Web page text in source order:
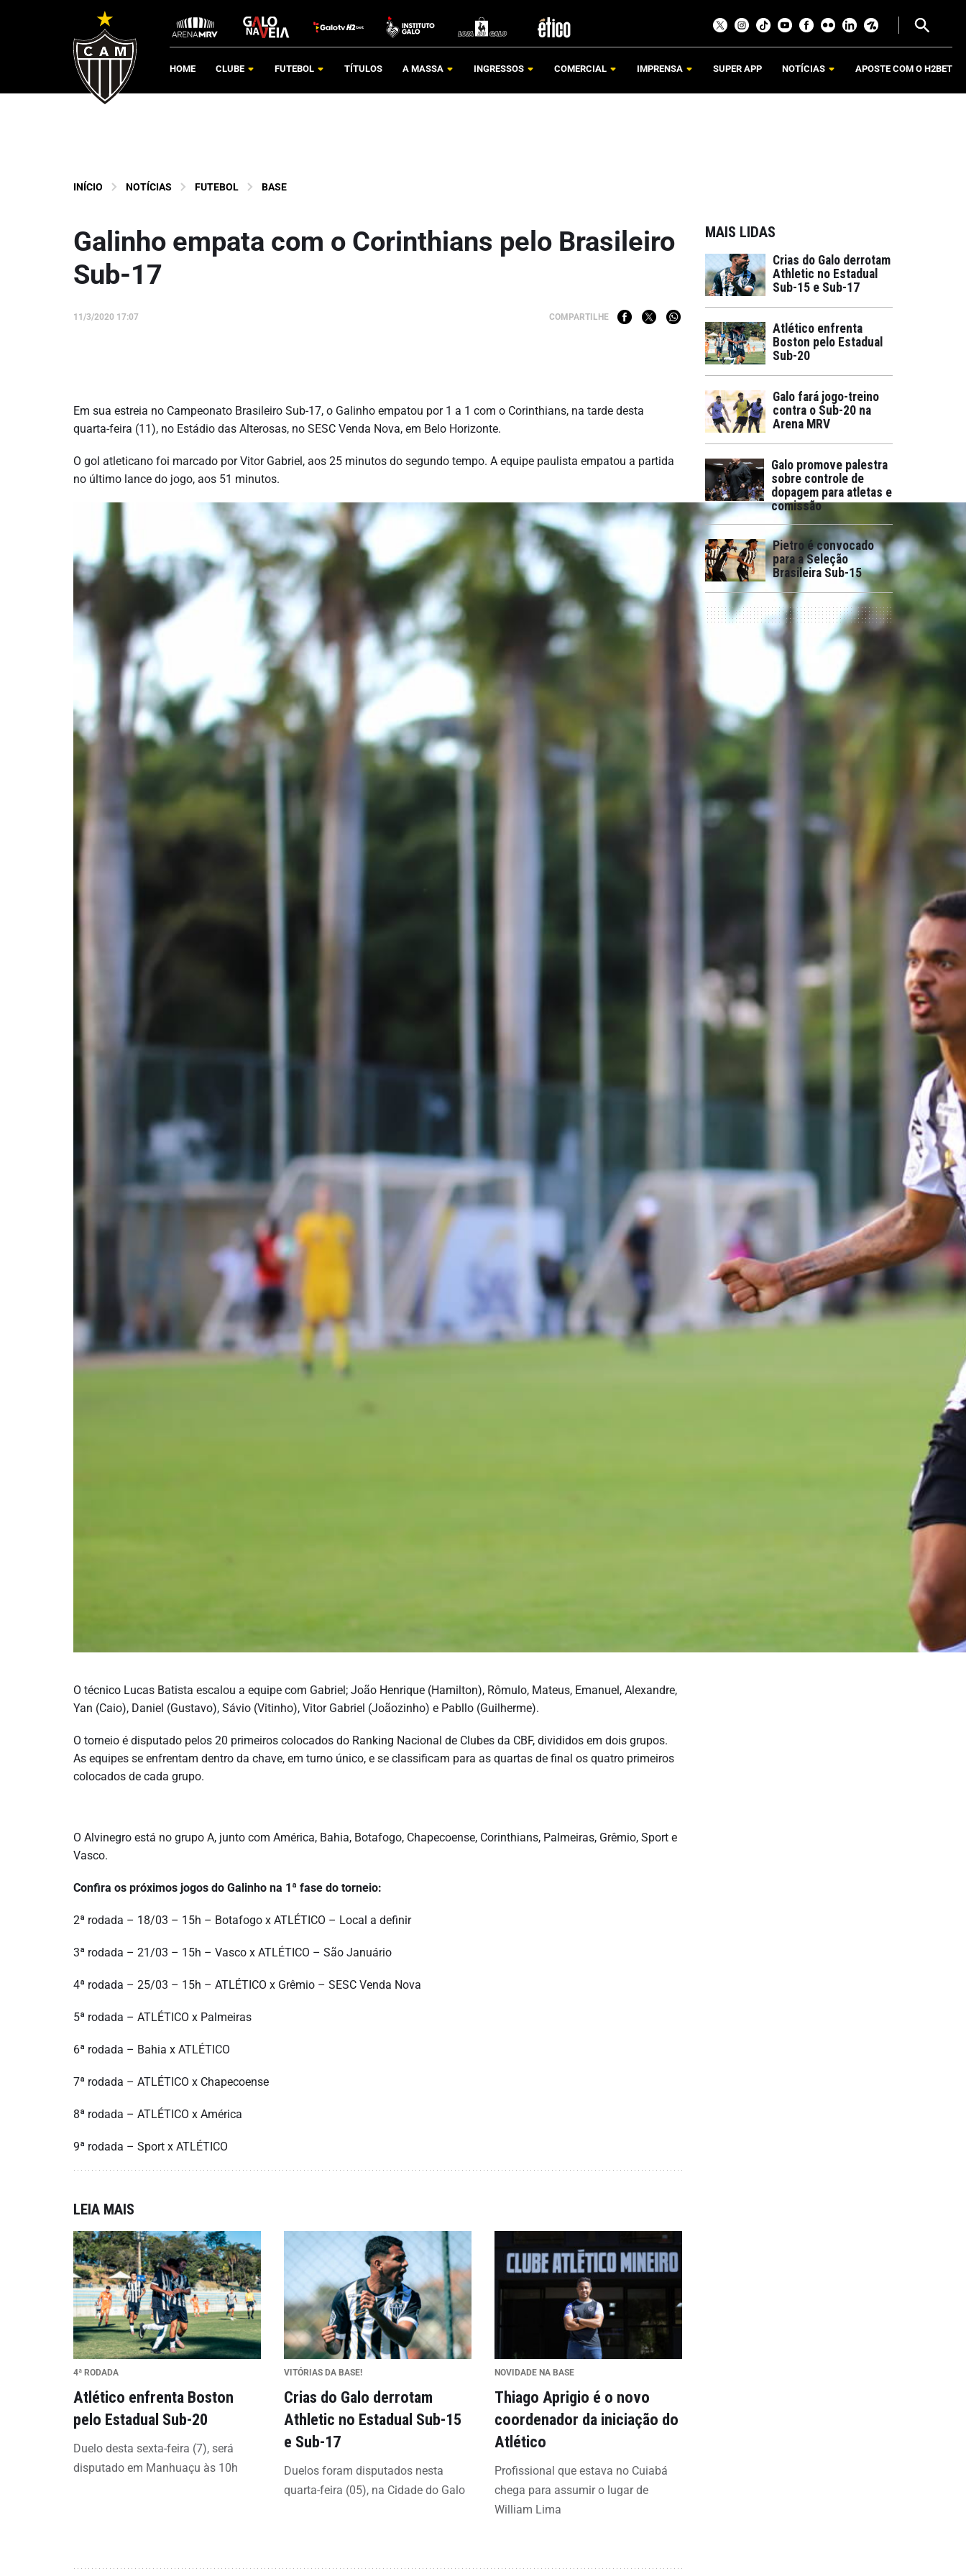
HOME CLUBE FUTEBOL TÍTULOS A MASSA INGRESSOS COMERCIAL IMPRENSA SUPER APP NOTÍCIAS APOSTE COM O H2BET
INÍCIO NOTÍCIAS FUTEBOL BASE
Galinho empata com o Corinthians pelo Brasileiro
Sub-17
11/3/2020 17:07 COMPARTILHE
Em sua estreia no Campeonato Brasileiro Sub-17, o Galinho empatou por 1 a 1 com o Corinthians, na tarde desta
quarta-feira (11), no Estádio das Alterosas, no SESC Venda Nova, em Belo Horizonte.
O gol atleticano foi marcado por Vitor Gabriel, aos 25 minutos do segundo tempo. A equipe paulista empatou a partida
no último lance do jogo, aos 51 minutos.
O técnico Lucas Batista escalou a equipe com Gabriel; João Henrique (Hamilton), Rômulo, Mateus, Emanuel, Alexandre,
Yan (Caio), Daniel (Gustavo), Sávio (Vitinho), Vitor Gabriel (Joãozinho) e Pabllo (Guilherme).
O torneio é disputado pelos 20 primeiros colocados do Ranking Nacional de Clubes da CBF, divididos em dois grupos.
As equipes se enfrentam dentro da chave, em turno único, e se classificam para as quartas de final os quatro primeiros
colocados de cada grupo.
O Alvinegro está no grupo A, junto com América, Bahia, Botafogo, Chapecoense, Corinthians, Palmeiras, Grêmio, Sport e
Vasco.
Confira os próximos jogos do Galinho na 1ª fase do torneio:
2ª rodada – 18/03 – 15h – Botafogo x ATLÉTICO – Local a definir
3ª rodada – 21/03 – 15h – Vasco x ATLÉTICO – São Januário
4ª rodada – 25/03 – 15h – ATLÉTICO x Grêmio – SESC Venda Nova
5ª rodada – ATLÉTICO x Palmeiras
6ª rodada – Bahia x ATLÉTICO
7ª rodada – ATLÉTICO x Chapecoense
8ª rodada – ATLÉTICO x América
9ª rodada – Sport x ATLÉTICO
LEIA MAIS
4ª RODADA
Atlético enfrenta Boston
pelo Estadual Sub-20
Duelo desta sexta-feira (7), será
disputado em Manhuaçu às 10h
VITÓRIAS DA BASE!
Crias do Galo derrotam
Athletic no Estadual Sub-15
e Sub-17
Duelos foram disputados nesta
quarta-feira (05), na Cidade do Galo
NOVIDADE NA BASE
Thiago Aprigio é o novo
coordenador da iniciação do
Atlético
Profissional que estava no Cuiabá
chega para assumir o lugar de
William Lima
MAIS LIDAS
Crias do Galo derrotam
Athletic no Estadual
Sub-15 e Sub-17
Atlético enfrenta
Boston pelo Estadual
Sub-20
Galo fará jogo-treino
contra o Sub-20 na
Arena MRV
Galo promove palestra
sobre controle de
dopagem para atletas e
comissão
Pietro é convocado
para a Seleção
Brasileira Sub-15